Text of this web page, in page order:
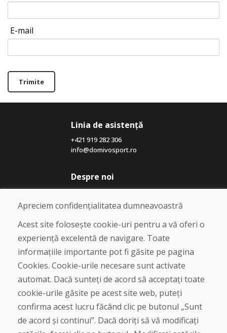
E-mail
Trimite
Linia de asistență
+421 919 282 306
info@domivosport.ro
Despre noi
Blog
Despre noi
Magazin
Contact
Cumpărare
Magazin online
Livrare și plată
Plângere
Retur și schimb de mărfuri
Protecția datelor cu caracter personal
Cookies
Apreciem confidențialitatea dumneavoastră
Acest site folosește cookie-uri pentru a vă oferi o
experiență excelentă de navigare. Toate
informațiile importante pot fi găsite pe pagina
Cookies. Cookie-urile necesare sunt activate
automat. Dacă sunteți de acord să acceptați toate
cookie-urile găsite pe acest site web, puteți
confirma acest lucru făcând clic pe butonul „Sunt
de acord și continui”. Dacă doriți să vă modificați